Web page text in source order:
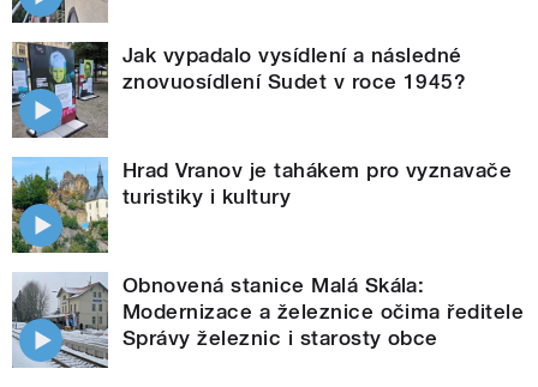
Jak vypadalo vysídlení a následné
znovuosídlení Sudet v roce 1945?
Hrad Vranov je tahákem pro vyznavače
turistiky i kultury
Obnovená stanice Malá Skála:
Modernizace a železnice očima ředitele
Správy železnic i starosty obce